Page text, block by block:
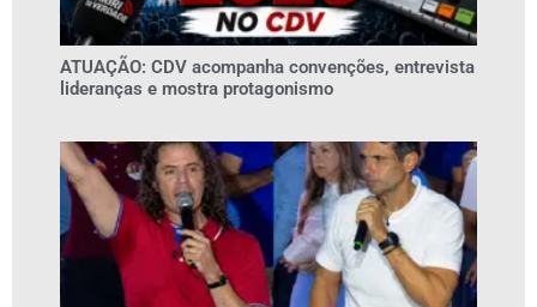
ATUAÇÃO: CDV acompanha convenções, entrevista
lideranças e mostra protagonismo